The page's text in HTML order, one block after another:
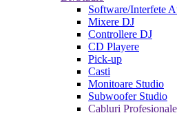
Software/Interfete
Mixere DJ
Controllere DJ
CD Playere
Pick-up
Casti
Monitoare Studio
Subwoofer Studio
Cabluri Profesionale